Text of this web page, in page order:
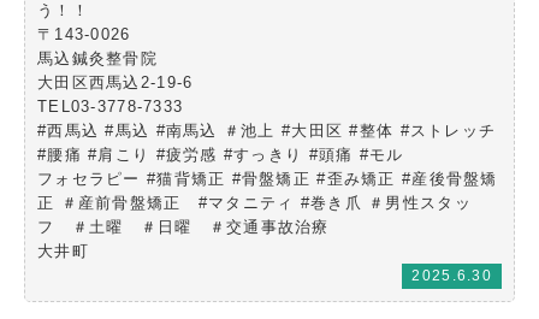
う！！
〒143-0026
馬込鍼灸整骨院
大田区西馬込2-19-6
TEL03-3778-7333
#西馬込 #馬込 #南馬込 ＃池上 #大田区 #整体 #ストレッチ
#腰痛 #肩こり #疲労感 #すっきり #頭痛 #モル
フォセラピー #猫背矯正 #骨盤矯正 #歪み矯正 #産後骨盤矯
正 ＃産前骨盤矯正 #マタニティ #巻き爪 ＃男性スタッ
フ ＃土曜 ＃日曜 ＃交通事故治療
大井町
2025.6.30